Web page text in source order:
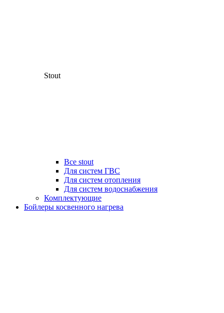
Stout
Все stout
Для систем ГВС
Для систем отопления
Для систем водоснабжения
Комплектующие
Бойлеры косвенного нагрева